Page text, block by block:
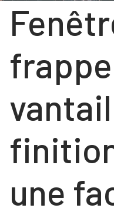
NOS GESTES POUR
NOS PRODUITS PVC
COULISSANTS
PORTES
VOLETS ROULANTS
NOS PRODUITS
COULISSANTS
FENÊTRES
PORTES
NOS PORTES «
NOS PORTES «
Contact
frappe
une